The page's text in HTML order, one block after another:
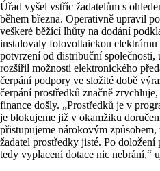
Úřad vyšel vstříc žadatelům s
během března. Operativně upravil
veškeré běžící lhůty na dodání
instalovaly fotovoltaickou
potvrzení od distribuční společnosti,
rozšířil možnosti elektronického
čerpání podpory ve složité době
čerpání prostředků značně
finance došly. „Prostředků je v
je blokujeme již v okamžiku
přistupujeme nárokovým
žadatel prostředky jisté. Po
tedy vyplacení dotace nic nebrání,“